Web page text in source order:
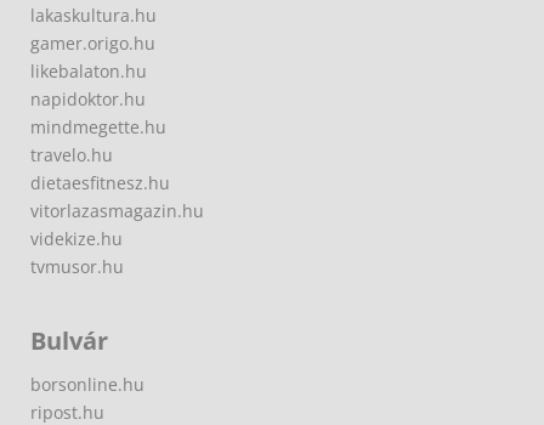
lakaskultura.hu
gamer.origo.hu
likebalaton.hu
napidoktor.hu
mindmegette.hu
travelo.hu
dietaesfitnesz.hu
vitorlazasmagazin.hu
videkize.hu
tvmusor.hu
Bulvár
borsonline.hu
ripost.hu